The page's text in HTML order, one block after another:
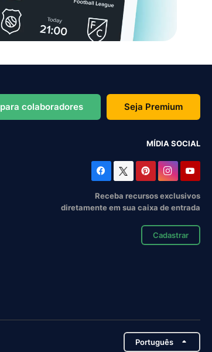
colaboradores Seja Premium
MÍDIA SOCIAL
Receba recursos exclusivos
diretamente em sua caixa de entrada
Cadastrar
Português